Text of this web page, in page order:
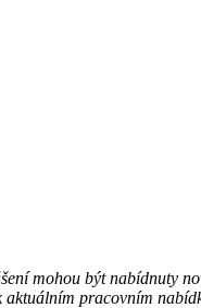
mohou být nabídnuty
aktuálním pracovním